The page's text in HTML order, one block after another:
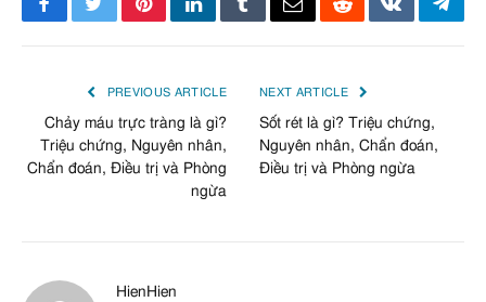
Facebook
TwitterPinterestLinkedInTumblrEmailRedditVKontakte
PREVIOUS ARTICLE
Chảy máu trực tràng là gì?
Triệu chứng, Nguyên nhân,
Chẩn đoán, Điều trị và Phòng
ngừa
NEXT ARTICLE
Sốt rét là gì? Triệu chứng,
Nguyên nhân, Chẩn đoán,
Điều trị và Phòng ngừa
HienHien